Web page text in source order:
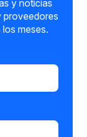
y noticias
proveedores
meses.